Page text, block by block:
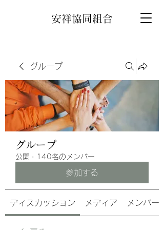
安祥協同組合
グループ
グループ
公開 · 140名のメンバー
参加する
ディスカッション メディア メンバー